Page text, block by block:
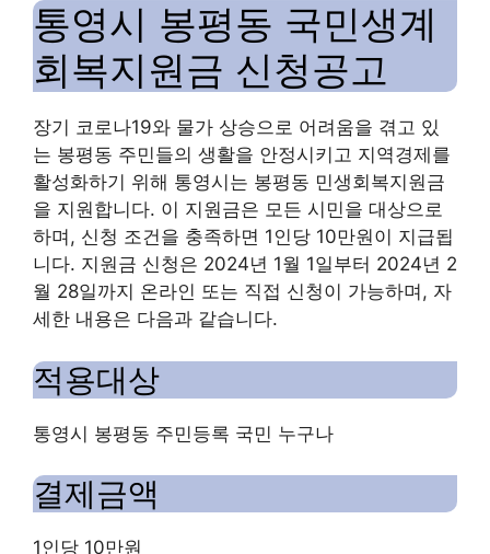
통영시 봉평동 국민생계
회복지원금 신청공고
장기 코로나19와 물가 상승으로 어려움을 겪고 있
는 봉평동 주민들의 생활을 안정시키고 지역경제를
활성화하기 위해 통영시는 봉평동 민생회복지원금
을 지원합니다. 이 지원금은 모든 시민을 대상으로
하며, 신청 조건을 충족하면 1인당 10만원이 지급됩
니다. 지원금 신청은 2024년 1월 1일부터 2024년 2
월 28일까지 온라인 또는 직접 신청이 가능하며, 자
세한 내용은 다음과 같습니다.
적용대상
통영시 봉평동 주민등록 국민 누구나
결제금액
1인당 10만원